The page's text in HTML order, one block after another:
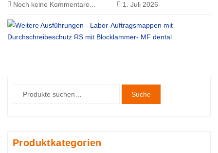
Noch keine Kommentare...
1. Juli 2026
Suche
Produktkategorien